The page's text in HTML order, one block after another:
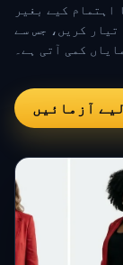
اہتمام کیے بغیر
کریں، جس سے
کمی آتی ہے۔
آزمائیں